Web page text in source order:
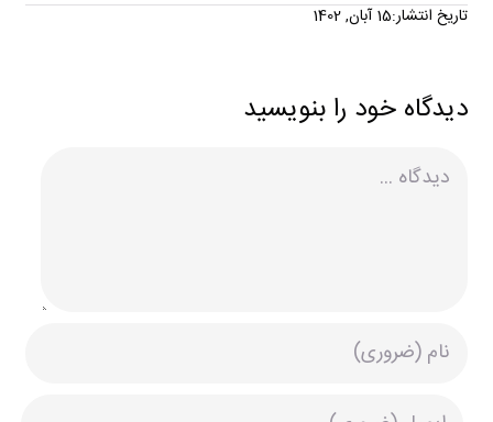
تاریخ انتشار:15 آبان, 1402
دیدگاه خود را بنویسید